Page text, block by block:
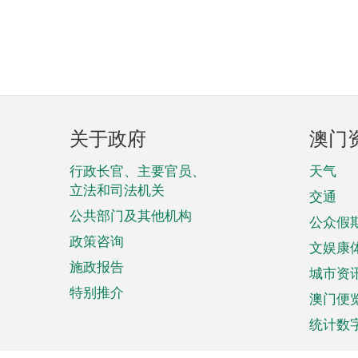
页
脚
菜
单
关于政府
行政长官、主要官员、
立法和司法机关
公共部门及其他机构
政策咨询
施政报告
特别推介
澳门
天气
交通
公众假
文娱康
城市资
澳门便
统计数